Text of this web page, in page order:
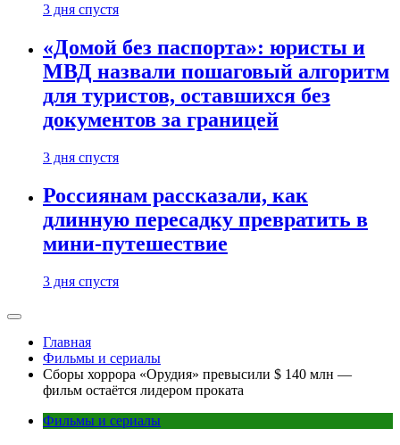
3 дня спустя
«Домой без паспорта»: юристы и
МВД назвали пошаговый алгоритм
для туристов, оставшихся без
документов за границей
3 дня спустя
Россиянам рассказали, как
длинную пересадку превратить в
мини-путешествие
3 дня спустя
Главная
Фильмы и сериалы
Сборы хоррора «Орудия» превысили $ 140 млн —
фильм остаётся лидером проката
Фильмы и сериалы